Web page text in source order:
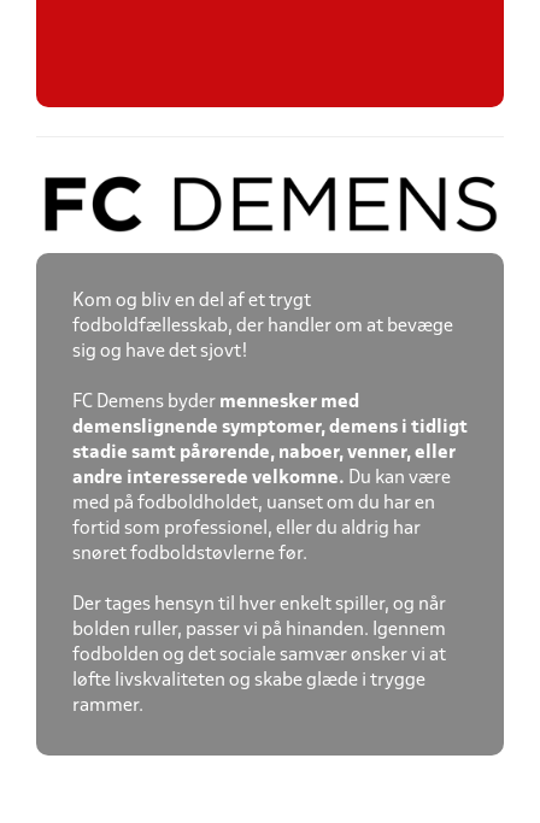
Kom og bliv en del af et trygt
fodboldfællesskab, der handler om at bevæge
sig og have det sjovt!
FC Demens byder mennesker med
demenslignende symptomer, demens i tidligt
stadie samt pårørende, naboer, venner, eller
andre interesserede velkomne. Du kan være
med på fodboldholdet, uanset om du har en
fortid som professionel, eller du aldrig har
snøret fodboldstøvlerne før.
Der tages hensyn til hver enkelt spiller, og når
bolden ruller, passer vi på hinanden. Igennem
fodbolden og det sociale samvær ønsker vi at
løfte livskvaliteten og skabe glæde i trygge
rammer.